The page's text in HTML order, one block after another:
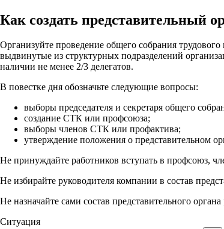
Как создать представительный
Организуйте проведение общего собрания
выдвинутые из структурных подразделений
наличии не менее 2/3 делегатов.
В повестке дня обозначьте следующие вопросы:
выборы председателя и секретаря общего
создание СТК или профсоюза;
выборы членов СТК или профактива;
утверждение положения о представительном
Не принуждайте работников вступать в профсоюз,
Не избирайте руководителя компании в состав
Не назначайте сами состав представительного
Ситуация